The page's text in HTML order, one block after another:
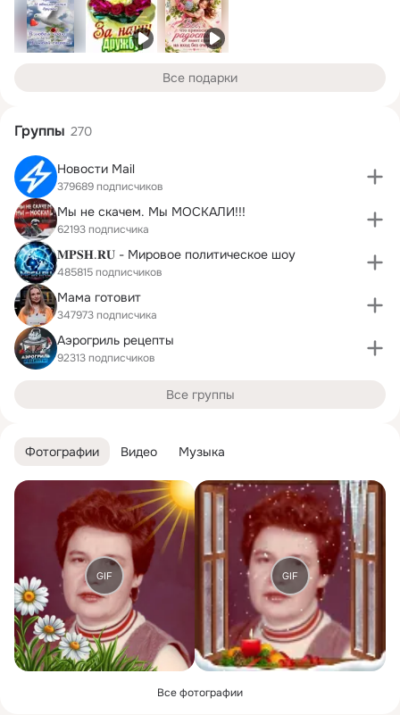
Фотографии Видео Музыка
GIF GIF
Все фотографии
Все подарки
Группы 270
Новости Mail
379689 подписчиков
Мы не скачем. Мы МОСКАЛИ!!!
62193 подписчика
𝐌𝐏𝐒𝐇.𝐑𝐔 - Мировое политическое шоу
485815 подписчиков
Мама готовит
347973 подписчика
Аэрогриль рецепты
92313 подписчиков
Все группы